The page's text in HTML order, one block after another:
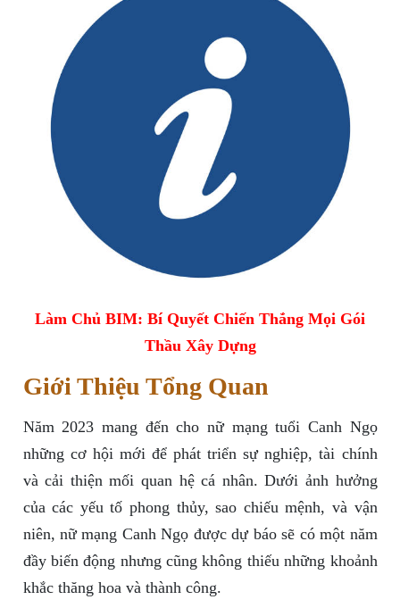
Làm Chủ BIM: Bí Quyết Chiến Thắng Mọi Gói
Thầu Xây Dựng
Giới Thiệu Tổng Quan
Năm 2023 mang đến cho nữ mạng tuổi Canh Ngọ
những cơ hội mới để phát triển sự nghiệp, tài chính
và cải thiện mối quan hệ cá nhân. Dưới ảnh hưởng
của các yếu tố phong thủy, sao chiếu mệnh, và vận
niên, nữ mạng Canh Ngọ được dự báo sẽ có một năm
đầy biến động nhưng cũng không thiếu những khoảnh
khắc thăng hoa và thành công.